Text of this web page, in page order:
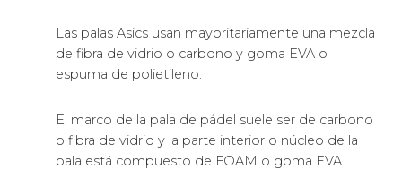
Las palas Asics usan mayoritariamente una mezcla
de fibra de vidrio o carbono y goma EVA o
espuma de polietileno.
El marco de la pala de pádel suele ser de carbono
o fibra de vidrio y la parte interior o núcleo de la
pala está compuesto de FOAM o goma EVA.